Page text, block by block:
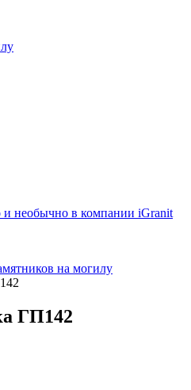
необычно в компании iGranit
на могилу
ГП142